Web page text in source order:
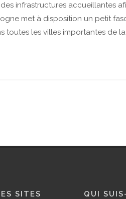
infrastructures accueillantes
met à disposition un petit
toutes les villes importantes de
SITES QUI